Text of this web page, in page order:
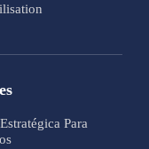
Para